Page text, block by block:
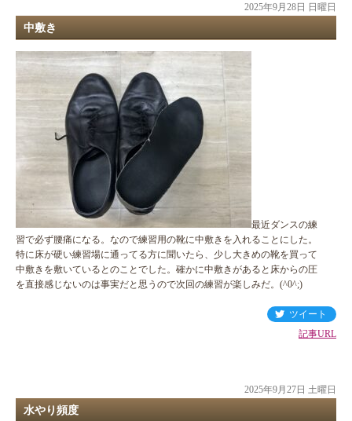
2025年9月28日 日曜日
中敷き
最近ダンスの練
習で必ず腰痛になる。なので練習用の靴に中敷きを入れることにした。
特に床が硬い練習場に通ってる方に聞いたら、少し大きめの靴を買って
中敷きを敷いているとのことでした。確かに中敷きがあると床からの圧
を直接感じないのは事実だと思うので次回の練習が楽しみだ。(^0^;)
ツイート
記事URL
2025年9月27日 土曜日
水やり頻度